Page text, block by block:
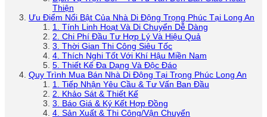
Thiện
Ưu Điểm Nổi Bật Của Nhà Di Động Trọng Phúc Tại Long An
1. Tính Linh Hoạt Và Di Chuyển Dễ Dàng
2. Chi Phí Đầu Tư Hợp Lý Và Hiệu Quả
3. Thời Gian Thi Công Siêu Tốc
4. Thích Nghi Tốt Với Khí Hậu Miền Nam
5. Thiết Kế Đa Dạng Và Độc Đáo
Quy Trình Mua Bán Nhà Di Động Tại Trọng Phúc Long An
1. Tiếp Nhận Yêu Cầu & Tư Vấn Ban Đầu
2. Khảo Sát & Thiết Kế
3. Báo Giá & Ký Kết Hợp Đồng
4. Sản Xuất & Thi Công/Vận Chuyển